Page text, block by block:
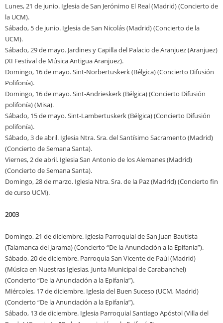
Lunes, 21 de junio. Iglesia de San Jerónimo El Real (Madrid) (Concierto de
la UCM).
Sábado, 5 de junio. Iglesia de San Nicolás (Madrid) (Concierto de la
UCM).
Sábado, 29 de mayo. Jardines y Capilla del Palacio de Aranjuez (Aranjuez)
(XI Festival de Música Antigua Aranjuez).
Domingo, 16 de mayo. Sint-Norbertuskerk (Bélgica) (Concierto Difusión
Polifonía).
Domingo, 16 de mayo. Sint-Andrieskerk (Bélgica) (Concierto Difusión
polifonía) (Misa).
Sábado, 15 de mayo. Sint-Lambertuskerk (Bélgica) (Concierto Difusión
polifonía).
Sábado, 3 de abril. Iglesia Ntra. Sra. del Santísimo Sacramento (Madrid)
(Concierto de Semana Santa).
Viernes, 2 de abril. Iglesia San Antonio de los Alemanes (Madrid)
(Concierto de Semana Santa).
Domingo, 28 de marzo. Iglesia Ntra. Sra. de la Paz (Madrid) (Concierto fin
de curso UCM).
2003
Domingo, 21 de diciembre. Iglesia Parroquial de San Juan Bautista
(Talamanca del Jarama) (Concierto “De la Anunciación a la Epifanía”).
Sábado, 20 de diciembre. Parroquia San Vicente de Paúl (Madrid)
(Música en Nuestras Iglesias, Junta Municipal de Carabanchel)
(Concierto “De la Anunciación a la Epifanía”).
Miércoles, 17 de diciembre. Iglesia del Buen Suceso (UCM, Madrid)
(Concierto “De la Anunciación a la Epifanía”).
Sábado, 13 de diciembre. Iglesia Parroquial Santiago Apóstol (Villa del